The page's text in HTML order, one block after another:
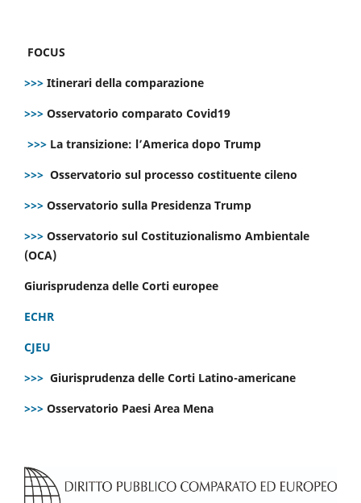
FOCUS
>>> Itinerari della comparazione
>>> Osservatorio comparato Covid19
>>> La transizione: l’America dopo Trump
>>> Osservatorio sul processo costituente cileno
>>> Osservatorio sulla Presidenza Trump
>>> Osservatorio sul Costituzionalismo Ambientale
(OCA)
Giurisprudenza delle Corti europee
ECHR
CJEU
>>> Giurisprudenza delle Corti Latino-americane
>>> Osservatorio Paesi Area Mena